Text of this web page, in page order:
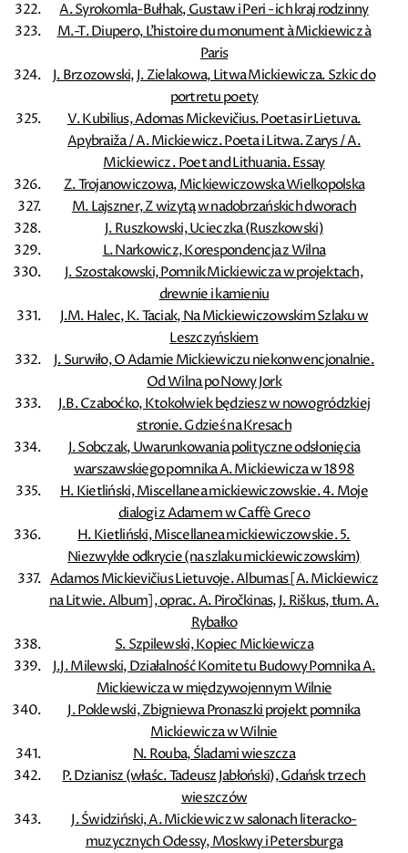
A. Syrokomla-Bułhak, Gustaw i Peri - ich kraj rodzinny
M.-T. Diupero, L'histoire du monument à Mickiewicz à
Paris
J. Brzozowski, J. Zielakowa, Litwa Mickiewicza. Szkic do
portretu poety
V. Kubilius, Adomas Mickevičius. Poetas ir Lietuva.
Apybraiža / A. Mickiewicz. Poeta i Litwa. Zarys / A.
Mickiewicz . Poet and Lithuania. Essay
Z. Trojanowiczowa, Mickiewiczowska Wielkopolska
M. Lajszner, Z wizytą w nadobrzańskich dworach
J. Ruszkowski, Ucieczka (Ruszkowski)
L. Narkowicz, Korespondencja z Wilna
J. Szostakowski, Pomnik Mickiewicza w projektach,
drewnie i kamieniu
J.M. Halec, K. Taciak, Na Mickiewiczowskim Szlaku w
Leszczyńskiem
J. Surwiło, O Adamie Mickiewiczu niekonwencjonalnie.
Od Wilna po Nowy Jork
J.B. Czaboćko, Ktokolwiek będziesz w nowogródzkiej
stronie. Gdzieś na Kresach
J. Sobczak, Uwarunkowania polityczne odsłonięcia
warszawskiego pomnika A. Mickiewicza w 1898
H. Kietliński, Miscellanea mickiewiczowskie. 4. Moje
dialogi z Adamem w Caffè Greco
H. Kietliński, Miscellanea mickiewiczowskie. 5.
Niezwykłe odkrycie (na szlaku mickiewiczowskim)
Adamos Mickievičius Lietuvoje. Albumas [A. Mickiewicz
na Litwie. Album], oprac. A. Piročkinas, J. Riškus, tłum. A.
Rybałko
S. Szpilewski, Kopiec Mickiewicza
J.J. Milewski, Działalność Komitetu Budowy Pomnika A.
Mickiewicza w międzywojennym Wilnie
J. Poklewski, Zbigniewa Pronaszki projekt pomnika
Mickiewicza w Wilnie
N. Rouba, Śladami wieszcza
P. Dzianisz (właśc. Tadeusz Jabłoński), Gdańsk trzech
wieszczów
J. Świdziński, A. Mickiewicz w salonach literacko-
muzycznych Odessy, Moskwy i Petersburga